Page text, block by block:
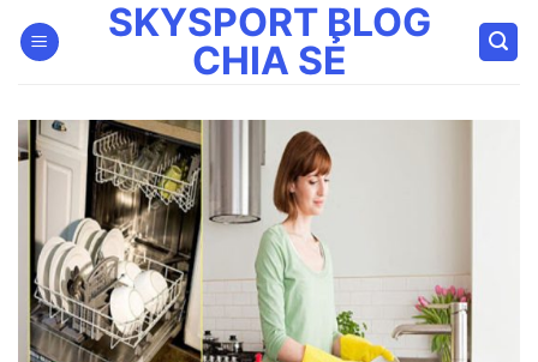
qua
SKYSPORT BLOG
CHIA SẺ